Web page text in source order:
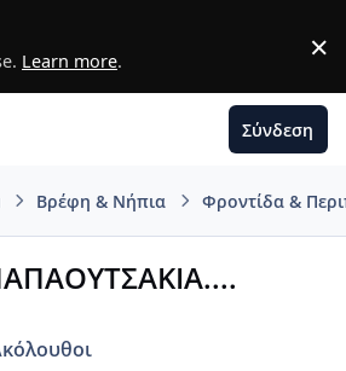
Learn more. ×
Σύνδεση
Βρέφη & Νήπια Φροντίδα &